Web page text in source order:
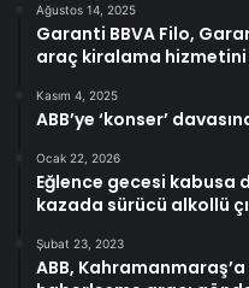
Ağustos 14, 2025
Garanti BBVA Filo,
araç kiralama hizmetini
Kasım 4, 2025
ABB’ye ‘konser’
Ocak 22, 2026
Eğlence gecesi kabusa
kazada sürücü alkollü
Şubat 23, 2023
ABB,